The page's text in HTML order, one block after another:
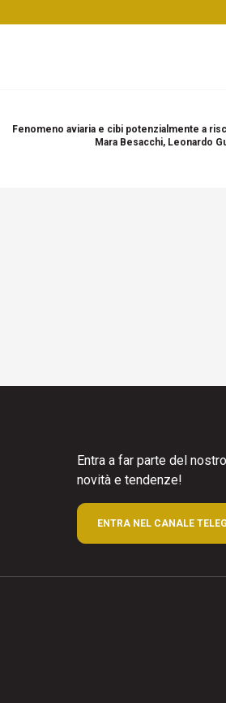
Fenomeno aviaria e cibi potenzialmente a
Mara Besacchi, Leonardo
Entra a far parte del
novità e tendenze!
ENTRA NEL CANALE